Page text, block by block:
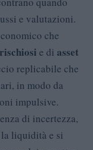
e valutazioni.
che
e di asset
replicabile che
in modo da
impulsive.
di incertezza,
liquidità e si